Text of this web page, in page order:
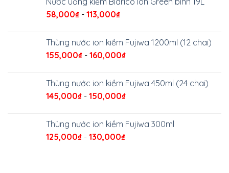
58,000₫ - 113,000₫
Thùng nước ion kiềm Fujiwa 1200ml (12 chai)
155,000₫ - 160,000₫
Thùng nước ion kiềm Fujiwa 450ml (24 chai)
145,000₫ - 150,000₫
Thùng nước ion kiềm Fujiwa 300ml
125,000₫ - 130,000₫